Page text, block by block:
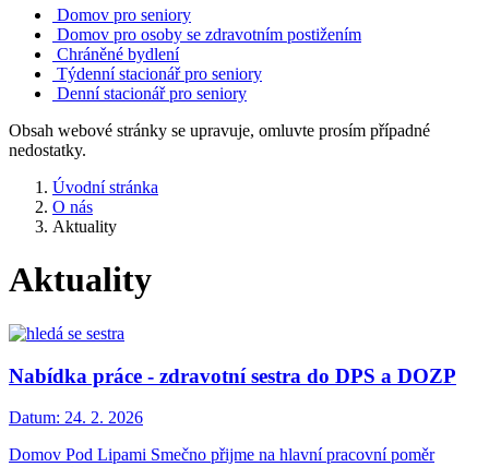
Domov pro seniory
Domov pro osoby se zdravotním postižením
Chráněné bydlení
Týdenní stacionář pro seniory
Denní stacionář pro seniory
Obsah webové stránky se upravuje, omluvte prosím případné
nedostatky.
Úvodní stránka
O nás
Aktuality
Aktuality
Nabídka práce - zdravotní sestra do DPS a DOZP
Datum: 24. 2. 2026
Domov Pod Lipami Smečno přijme na hlavní pracovní poměr